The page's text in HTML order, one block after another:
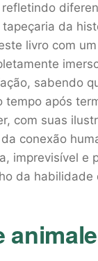
da
livro com
sabendo
após
com suas
conexão
imprevisível e
da habilidade